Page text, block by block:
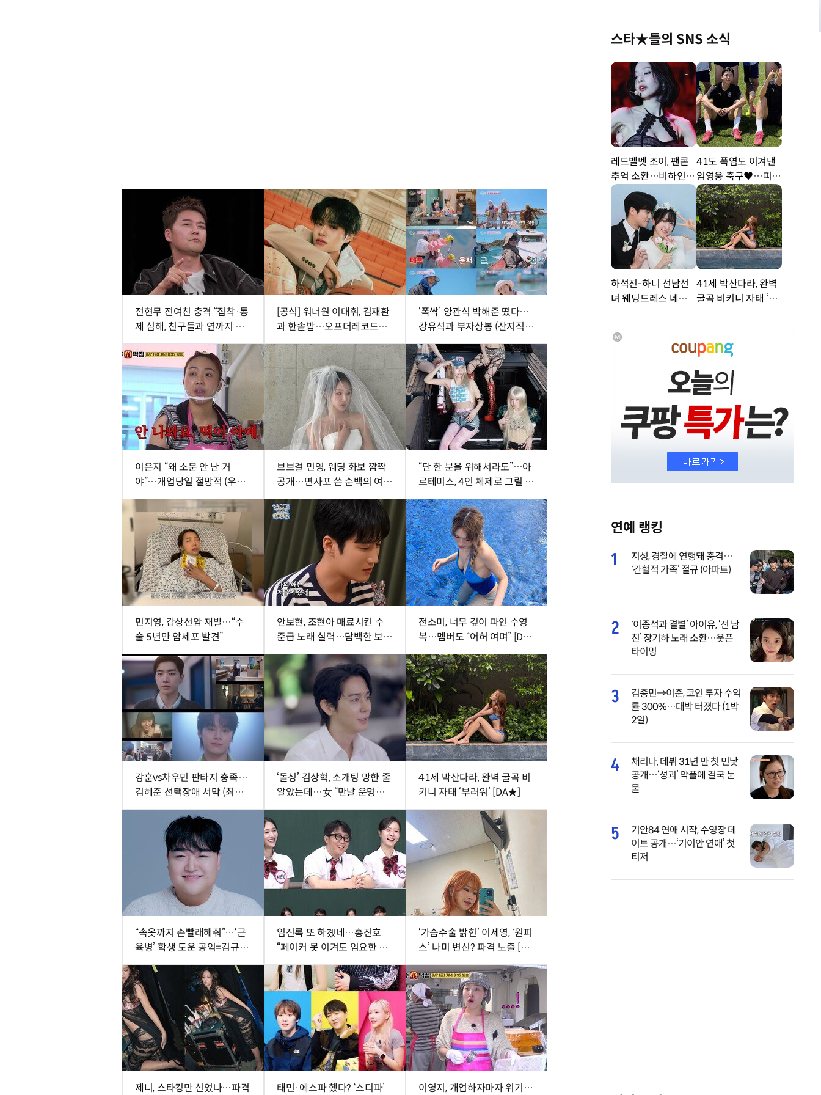
전현무 전여친 충격 “집착·통
제 심해, 친구들과 연까지 끊
어” (내사패)
[공식] 워너원 이대휘, 김재환
과 한솥밥…오프더레코드와
전속계약
‘폭싹’ 양관식 박해준 떴다…
강유석과 부자상봉 (산지직송
3)
이은지 “왜 소문 안 난 거
야”…개업당일 절망적 (우주
떡집)
브브걸 민영, 웨딩 화보 깜짝
공개…면사포 쓴 순백의 여신
[DA★]
“단 한 분을 위해서라도”…아
르테미스, 4인 체제로 그릴 신
보 ‘Hyper-Ego’
민지영, 갑상선암 재발…“수
술 5년만 암세포 발견”
안보현, 조현아 매료시킨 수
준급 노래 실력…담백한 보이
스
전소미, 너무 깊이 파인 수영
복…멤버도 “어허 여며” [DA
★]
강훈vs차우민 판타지 충족…
김혜준 선택장애 서막 (최애
의 사원)
‘돌싱’ 김상혁, 소개팅 망한 줄
알았는데…女 “만날 운명이
었나” (신랑수업2)
41세 박산다라, 완벽 굴곡 비
키니 자태 ‘부러워’ [DA★]
“속옷까지 손빨래해줘”…‘근
육병’ 학생 도운 공익=김규원
[DA이슈]
임진록 또 하곘네…홍진호
“페이커 못 이겨도 임요한 내
발밑” (아형)
‘가슴수술 밝힌’ 이세영, ‘원피
스’ 나미 변신? 파격 노출 [DA
★]
제니, 스타킹만 신었나…파격 태민·에스파 했다? ‘스디파’ 이영지, 개업하자마자 위기…
스타★들의 SNS 소식
레드벨벳 조이, 팬콘
추억 소환…비하인드
공개 [DA★]
41도 폭염도 이겨낸
임영웅 축구♥…피지
컬 난리 [DA★]
하석진-하니 선남선
녀 웨딩드레스 네컷사
★]
41세 박산다라, 완벽
굴곡 비키니 자태 ‘부
연예 랭킹
1
지성, 경찰에 연행돼 충격…
‘간헐적 가족’ 절규 (아파트)
2
‘이종석과 결별’ 아이유, ‘전 남
친’ 장기하 노래 소환…웃픈
타이밍
3
김종민→이준, 코인 투자 수익
률 300%…대박 터졌다 (1박
2일)
4
채리나, 데뷔 31년 만 첫 민낯
공개…‘성괴’ 악플에 결국 눈
물
5
기안84 연애 시작, 수영장 데
이트 공개…‘기이안 연애’ 첫
티저